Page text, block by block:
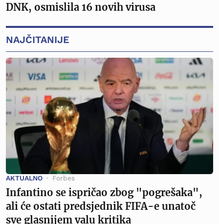
DNK, osmislila 16 novih virusa
NAJČITANIJE
AKTUALNO Forbes
Infantino se ispričao zbog "pogrešaka",
ali će ostati predsjednik FIFA-e unatoč
sve glasnijem valu kritika